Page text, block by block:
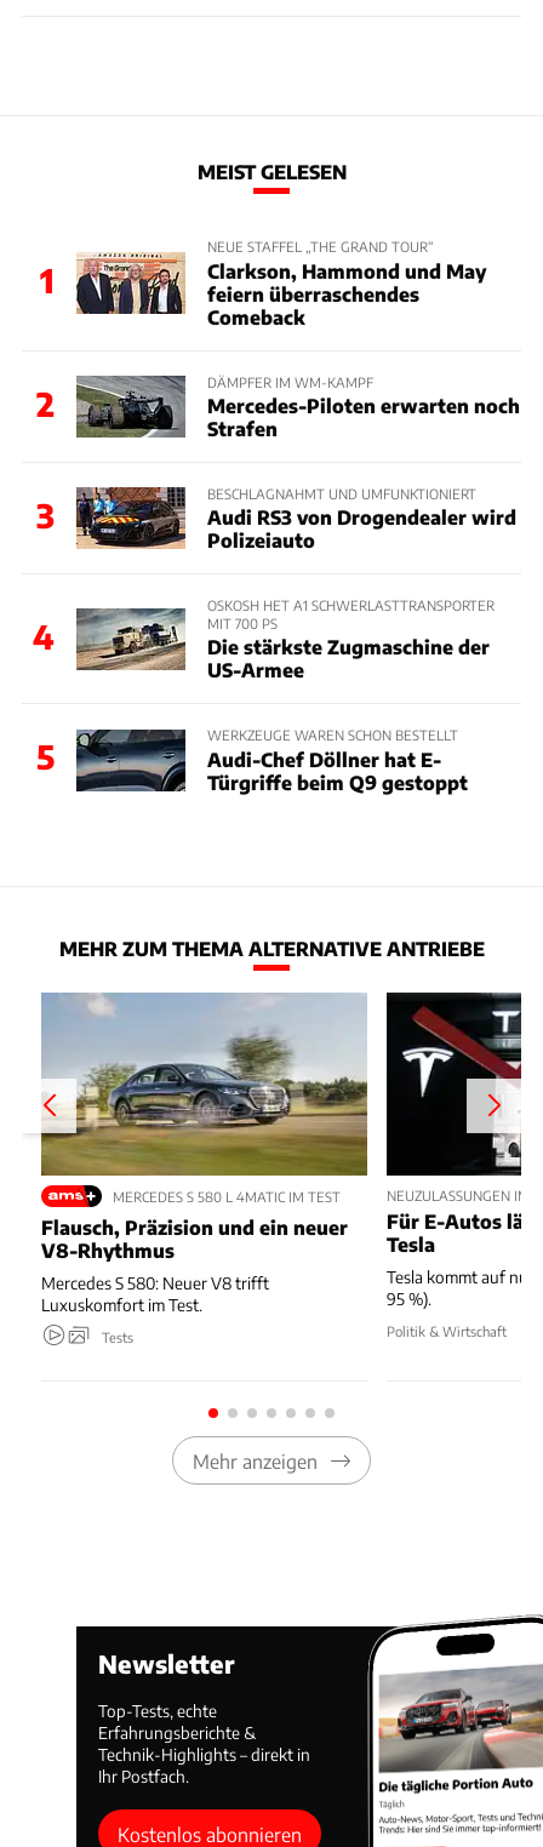
MEIST GELESEN
1
NEUE STAFFEL „THE GRAND TOUR“
Clarkson, Hammond und May
feiern überraschendes
Comeback
2
DÄMPFER IM WM-KAMPF
Mercedes-Piloten erwarten noch
Strafen
3
BESCHLAGNAHMT UND UMFUNKTIONIERT
Audi RS3 von Drogendealer wird
Polizeiauto
4
OSKOSH HET A1 SCHWERLASTTRANSPORTER
MIT 700 PS
Die stärkste Zugmaschine der
US-Armee
5
WERKZEUGE WAREN SCHON BESTELLT
Audi-Chef Döllner hat E-
Türgriffe beim Q9 gestoppt
MEHR ZUM THEMA ALTERNATIVE ANTRIEBE
MERCEDES S 580 L 4MATIC IM TEST
Flausch, Präzision und ein neuer
V8-Rhythmus
Mercedes S 580: Neuer V8 trifft
Luxuskomfort im Test.
Tests
NEUZULASSUNGEN IM
Für E-Autos
Tesla
Tesla kommt auf nur
95 %).
Politik & Wirtschaft
Mehr anzeigen
Newsletter
Top-Tests, echte
Erfahrungsberichte &
Technik-Highlights – direkt in
Ihr Postfach.
Kostenlos abonnieren